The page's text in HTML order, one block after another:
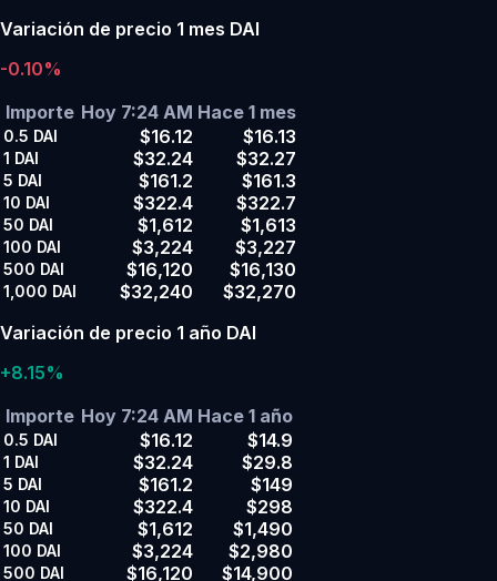
Variación de precio 1 mes DAI
-0.10%
Importe Hoy 7:24 AM Hace 1 mes
0.5 DAI $16.12 $16.13
1 DAI $32.24 $32.27
5 DAI $161.2 $161.3
10 DAI $322.4 $322.7
50 DAI $1,612 $1,613
100 DAI $3,224 $3,227
500 DAI $16,120 $16,130
1,000 DAI $32,240
$32,270
Variación de precio 1 año DAI
+8.15%
Importe Hoy 7:24 AM Hace 1 año
0.5 DAI $16.12 $14.9
1 DAI $32.24 $29.8
5 DAI $161.2 $149
10 DAI $322.4 $298
50 DAI $1,612 $1,490
100 DAI $3,224 $2,980
500 DAI $16,120 $14,900